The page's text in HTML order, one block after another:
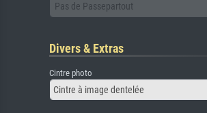
Pas de Passepartout
Divers & Extras
Cintre photo
Cintre à image dentelée